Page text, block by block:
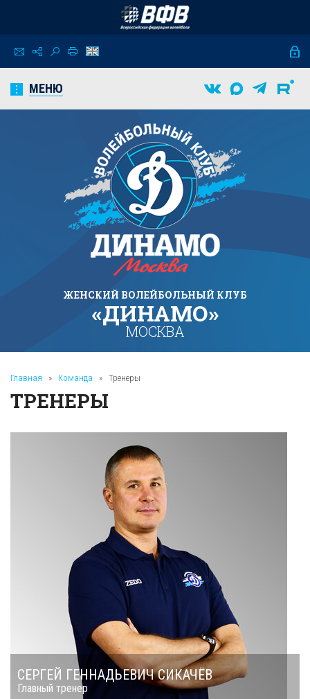
МЕНЮ
ЖЕНСКИЙ ВОЛЕЙБОЛЬНЫЙ КЛУБ
«ДИНАМО»
МОСКВА
Главная » Команда » Тренеры
ТРЕНЕРЫ
СЕРГЕЙ ГЕННАДЬЕВИЧ СИКАЧЁВ
Главный тренер